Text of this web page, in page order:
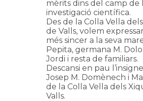
mèrits dins del camp de
investigació científica.
Des de la Colla Vella
de Valls, volem
més sincer a la seva
Pepita, germana M.
Jordi i resta de familiars.
Descansi en pau
Josep M. Domènech i
de la Colla Vella dels
Valls.